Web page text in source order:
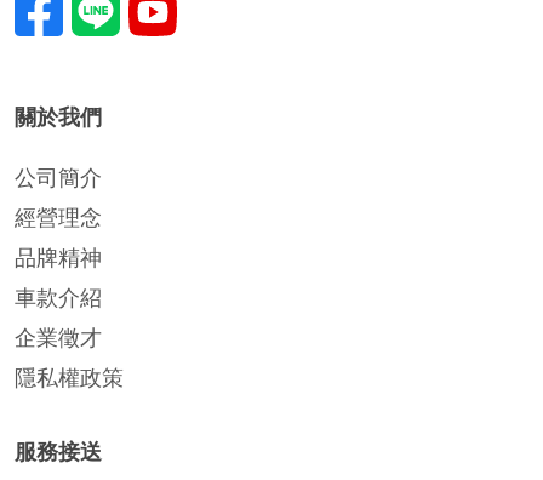
關於我們
公司簡介
經營理念
品牌精神
車款介紹
企業徵才
隱私權政策
服務接送